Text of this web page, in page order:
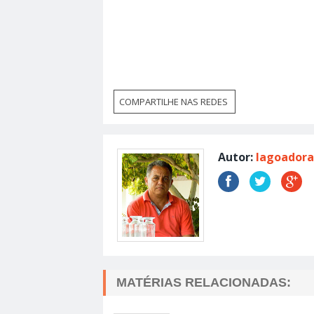
COMPARTILHE NAS REDES
Autor:
MATÉRIAS RELACIONADAS: